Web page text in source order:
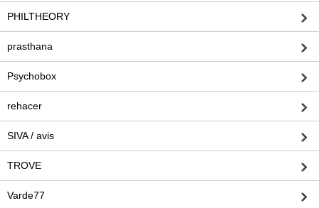
PHILTHEORY
prasthana
Psychobox
rehacer
SIVA / avis
TROVE
Varde77